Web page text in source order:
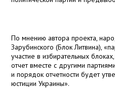
По мнению автора проекта,
Зарубинского (Блок Литвина),
участие в избирательных
отчет вместе с другими
и порядок отчетности будет
юстиции Украины».